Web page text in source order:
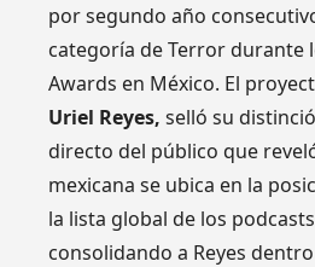
por segundo año
categoría de Terror durante
Awards en México. El
Uriel Reyes,selló su
directo del público que
mexicana se ubica en la
la lista global de los
consolidando a Reyes